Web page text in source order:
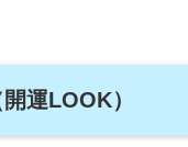
運LOOK）